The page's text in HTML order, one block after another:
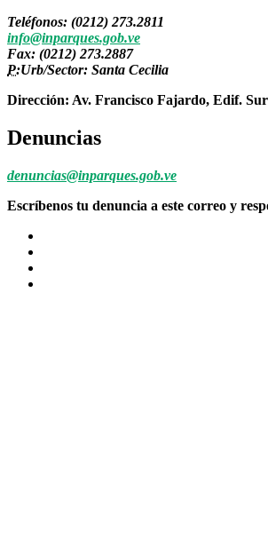
Teléfonos: (0212) 273.2811
info@inparques.gob.ve
Fax: (0212) 273.2887
P:Urb/Sector: Santa Cecilia
Dirección: Av. Francisco Fajardo, Edif.
Denuncias
denuncias@inparques.gob.ve
Escríbenos tu denuncia a este correo y